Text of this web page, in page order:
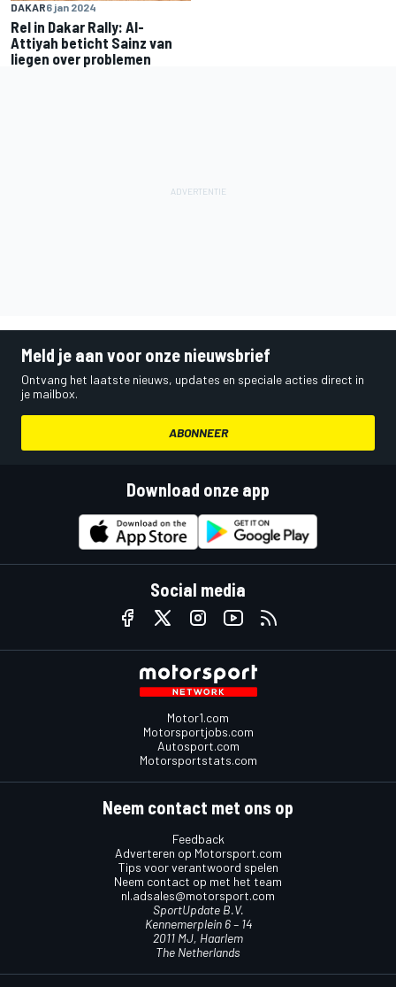
DAKAR6 jan 2024
Rel in Dakar Rally: Al-
Attiyah beticht Sainz van
liegen over problemen
Meld je aan voor onze nieuwsbrief
Ontvang het laatste nieuws, updates en speciale acties direct in
je mailbox.
ABONNEER
Download onze app
Social media
Motor1.com
Motorsportjobs.com
Autosport.com
Motorsportstats.com
Neem contact met ons op
Feedback
Adverteren op Motorsport.com
Tips voor verantwoord spelen
Neem contact op met het team
nl.adsales@motorsport.com
SportUpdate B.V.
Kennemerplein 6 – 14
2011 MJ, Haarlem
The Netherlands